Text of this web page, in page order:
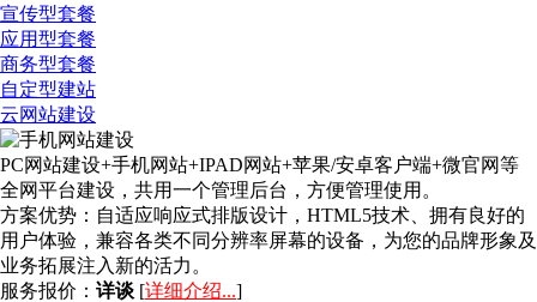
宣传型套餐
应用型套餐
商务型套餐
自定型建站
云网站建设
PC网站建设+手机网站+IPAD网站+苹果/安卓客户端+微官网等
全网平台建设，共用一个管理后台，方便管理使用。
方案优势： 自适应响应式排版设计，HTML5技术、拥有良好的
用户体验，兼容各类不同分辨率屏幕的设备，为您的品牌形象及
业务拓展注入新的活力。
服务报价： 详谈 [详细介绍...]